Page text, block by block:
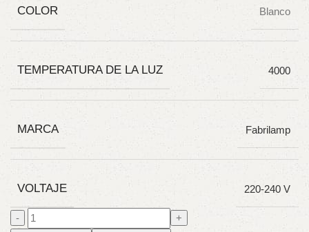
COLOR Blanco
TEMPERATURA DE LA LUZ 4000
MARCA Fabrilamp
VOLTAJE 220-240 V